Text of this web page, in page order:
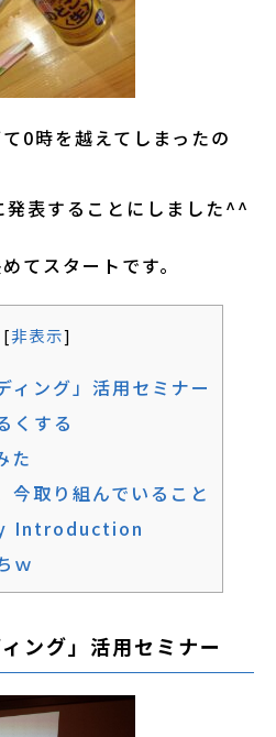
0時を越えてしまったの
表することにしました^^
てスタートです。
[非表示]
ィング」活用セミナー
くする
た
今取り組んでいること
Introduction
ｗ
ング」活用セミナー